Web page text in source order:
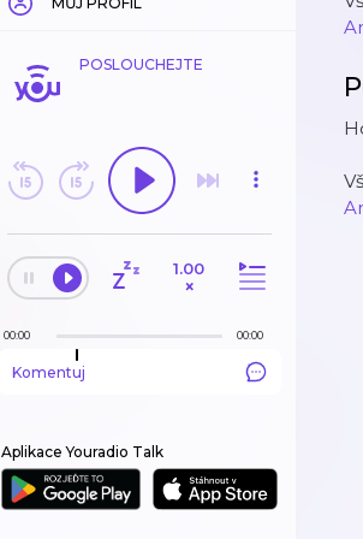
POSLOUCHEJTE
1.00
×
00:00 00:00
Komentuj
Aplikace Youradio Talk